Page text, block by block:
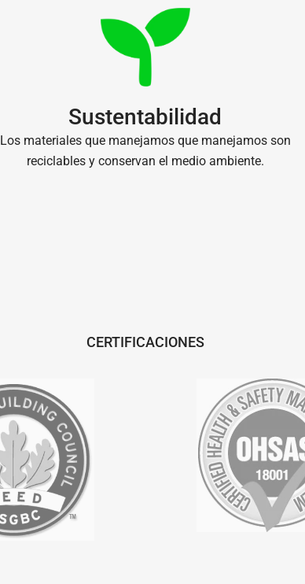
Sustentabilidad
Los materiales que manejamos que manejamos son
reciclables y conservan el medio ambiente.
CERTIFICACIONES